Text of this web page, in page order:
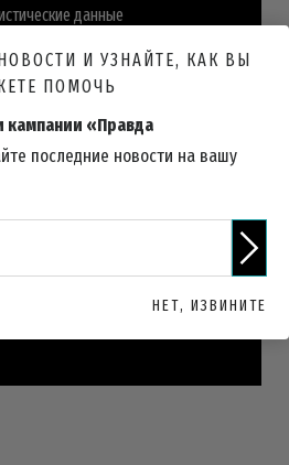
данные
ингалянтов законным?
И УЗНАЙТЕ, КАК ВЫ
ПОМОЧЬ
кампании «Правда
последние новости на вашу
НЕТ, ИЗВИНИТЕ